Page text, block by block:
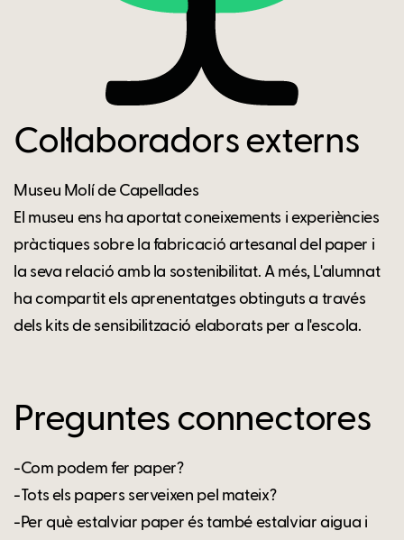
Col·laboradors externs
Museu Molí de Capellades
El museu ens ha aportat coneixements i experiències
pràctiques sobre la fabricació artesanal del paper i
la seva relació amb la sostenibilitat. A més, L'alumnat
ha compartit els aprenentatges obtinguts a través
dels kits de sensibilització elaborats per a l'escola.
Preguntes connectores
-Com podem fer paper?
-Tots els papers serveixen pel mateix?
-Per què estalviar paper és també estalviar aigua i